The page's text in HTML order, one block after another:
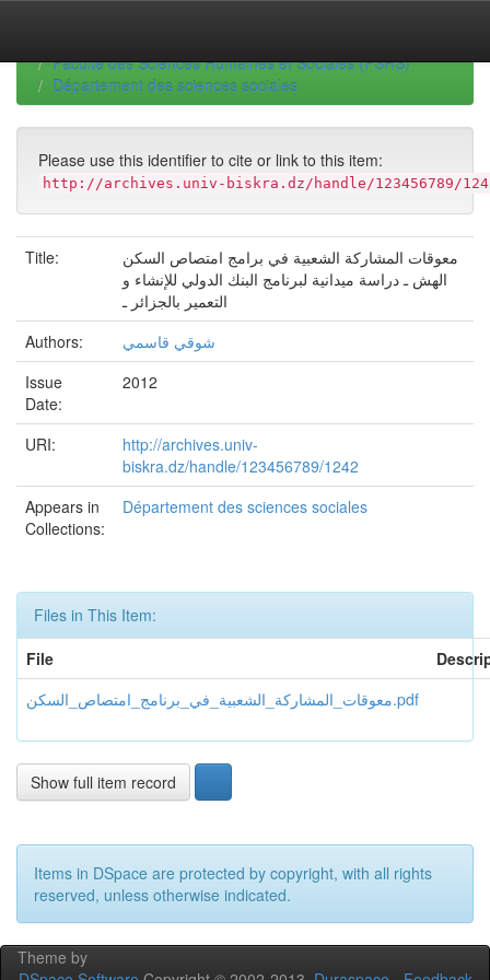
Faculté des Sciences Humaines et Sociales (FSHS)
Département des sciences sociales
Please use this identifier to cite or link to this item:
http://archives.univ-biskra.dz/handle/123456789/
Title:
معوقات المشاركة الشعبية في برامج امتصاص السكن
الهش ـ دراسة ميدانية لبرنامج البنك الدولي للإنشاء و
التعمير بالجزائر ـ
Authors:
شوقي قاسمي
Issue
Date:
2012
URI:
http://archives.univ-
biskra.dz/handle/123456789/1242
Appears in
Collections:
Département des sciences sociales
Files in This Item:
File
معوقات_المشاركة_الشعبية_في_برنامج_امتصاص_السكن.pdf
Show full item record
Items in DSpace are protected by copyright, with all rights
reserved, unless otherwise indicated.
Theme by